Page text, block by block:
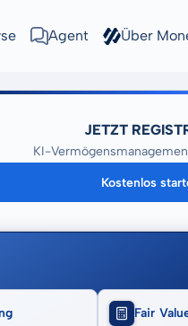
Agent Über
JETZT
KI-
Kostenlos
Fair